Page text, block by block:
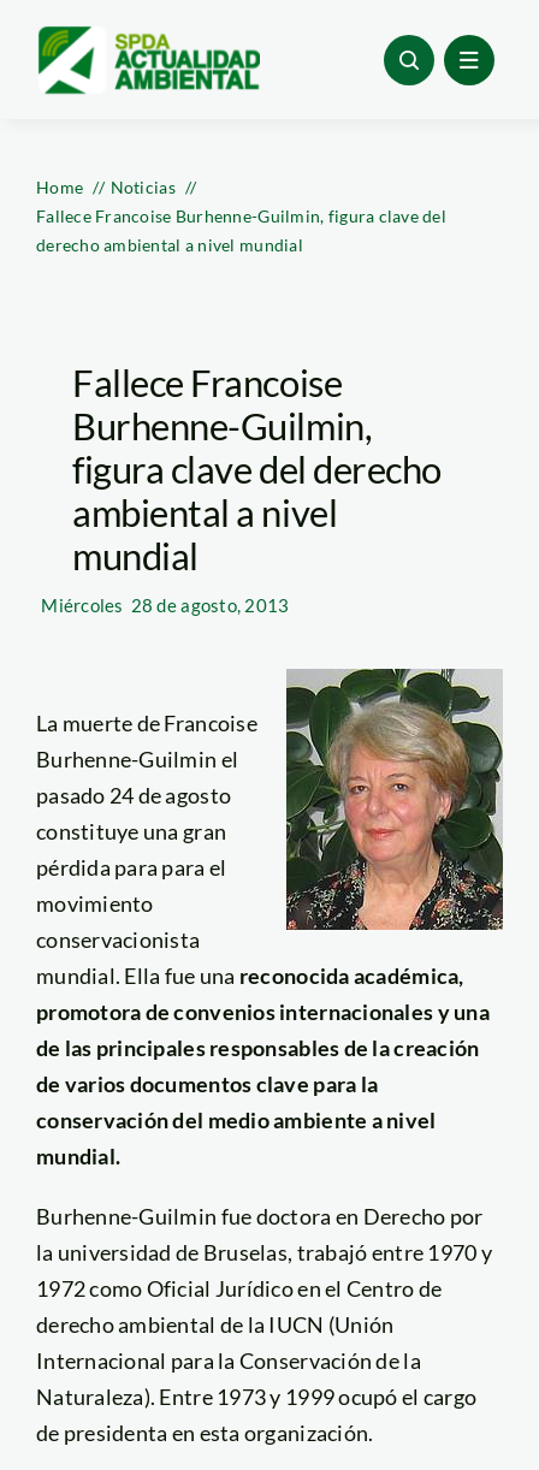
content
Home
Noticias
Fallece Francoise Burhenne-Guilmin, figura clave del
derecho ambiental a nivel mundial
Fallece Francoise
Burhenne-Guilmin,
figura clave del derecho
ambiental a nivel
mundial
Miércoles 28 de agosto, 2013
La muerte de Francoise
Burhenne-Guilmin el
pasado 24 de agosto
constituye una gran
pérdida para para el
movimiento
conservacionista
mundial. Ella fue una reconocida académica,
promotora de convenios internacionales y una
de las principales responsables de la creación
de varios documentos clave para la
conservación del medio ambiente a nivel
mundial.
Burhenne-Guilmin fue doctora en Derecho por
la universidad de Bruselas, trabajó entre 1970 y
1972 como Oficial Jurídico en el Centro de
derecho ambiental de la IUCN (Unión
Internacional para la Conservación de la
Naturaleza). Entre 1973 y 1999 ocupó el cargo
de presidenta en esta organización.